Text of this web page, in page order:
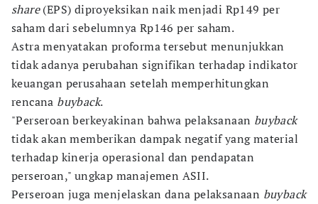
share(EPS) diproyeksikan naik menjadi Rp149 per
saham dari sebelumnya Rp146 per saham.
Astra menyatakan proforma tersebut menunjukkan
tidak adanya perubahan signifikan terhadap indikator
keuangan perusahaan setelah memperhitungkan
rencana buyback.
"Perseroan berkeyakinan bahwa pelaksanaan buyback
tidak akan memberikan dampak negatif yang material
terhadap kinerja operasional dan pendapatan
perseroan," ungkap manajemen ASII.
Perseroan juga menjelaskan dana pelaksanaan buyback